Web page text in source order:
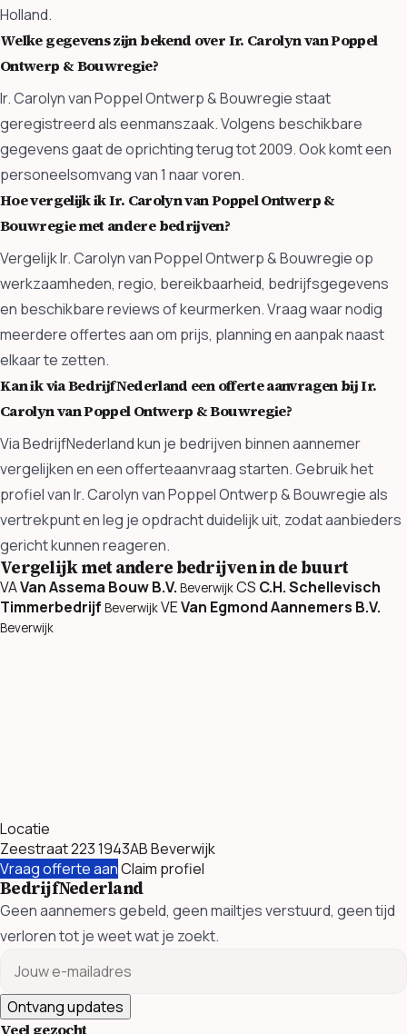
Holland.
Welke gegevens zijn bekend over Ir. Carolyn van Poppel
Ontwerp & Bouwregie?
Ir. Carolyn van Poppel Ontwerp & Bouwregie staat
geregistreerd als eenmanszaak. Volgens beschikbare
gegevens gaat de oprichting terug tot 2009. Ook komt een
personeelsomvang van 1 naar voren.
Hoe vergelijk ik Ir. Carolyn van Poppel Ontwerp &
Bouwregie met andere bedrijven?
Vergelijk Ir. Carolyn van Poppel Ontwerp & Bouwregie op
werkzaamheden, regio, bereikbaarheid, bedrijfsgegevens
en beschikbare reviews of keurmerken. Vraag waar nodig
meerdere offertes aan om prijs, planning en aanpak naast
elkaar te zetten.
Kan ik via BedrijfNederland een offerte aanvragen bij Ir.
Carolyn van Poppel Ontwerp & Bouwregie?
Via BedrijfNederland kun je bedrijven binnen aannemer
vergelijken en een offerteaanvraag starten. Gebruik het
profiel van Ir. Carolyn van Poppel Ontwerp & Bouwregie als
vertrekpunt en leg je opdracht duidelijk uit, zodat aanbieders
gericht kunnen reageren.
Vergelijk met andere bedrijven in de buurt
VAVan Assema Bouw B.V. BeverwijkCS C.H. Schellevisch
Timmerbedrijf BeverwijkVEVan Egmond Aannemers B.V.
Beverwijk
Locatie
Zeestraat 223 1943AB Beverwijk
Vraag offerte aanClaim profiel
BedrijfNederland
Geen aannemers gebeld, geen mailtjes verstuurd, geen tijd
verloren tot je weet wat je zoekt.
Ontvang updates
Veel gezocht